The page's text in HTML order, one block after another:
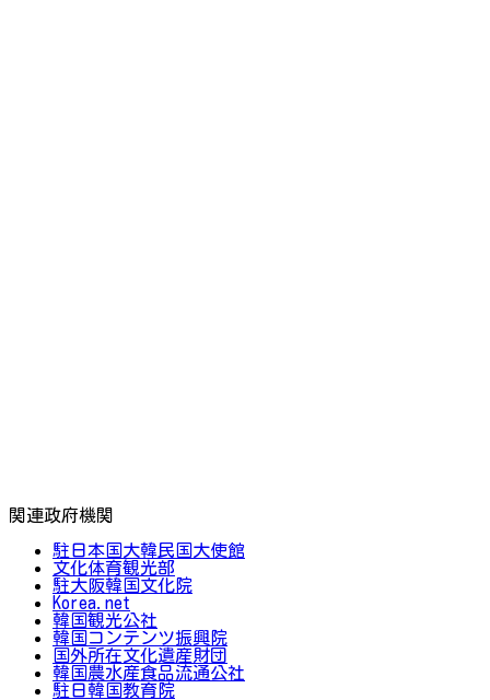
関連政府機関
駐日本国大韓民国大使館
文化体育観光部
駐大阪韓国文化院
Korea.net
韓国観光公社
韓国コンテンツ振興院
国外所在文化遺産財団
韓国農水産食品流通公社
駐日韓国教育院